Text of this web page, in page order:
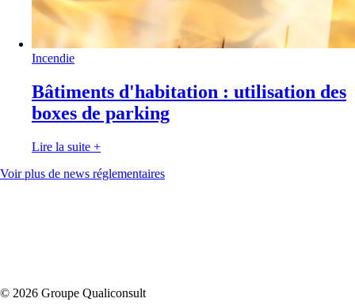
Incendie
Bâtiments d'habitation : utilisation des
boxes de parking
Lire la suite +
Voir plus de news réglementaires
© 2026 Groupe Qualiconsult